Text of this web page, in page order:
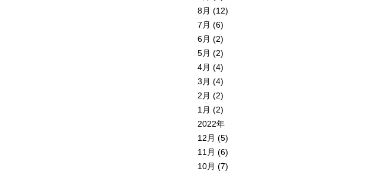
8月 (12)
7月 (6)
6月 (2)
5月 (2)
4月 (4)
3月 (4)
2月 (2)
1月 (2)
2022年
12月 (5)
11月 (6)
10月 (7)